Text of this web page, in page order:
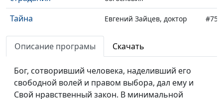
Тайна
греха
Евгений Зайцев, доктор
#75
богословия
Я есмь путь, истина и
Евгений Зайцев, доктор
Описание програмы Скачать
Бог, сотворивший человека, наделивший его
свободной волей и правом выбора, дал ему и
Свой нравственный закон. В минимальной